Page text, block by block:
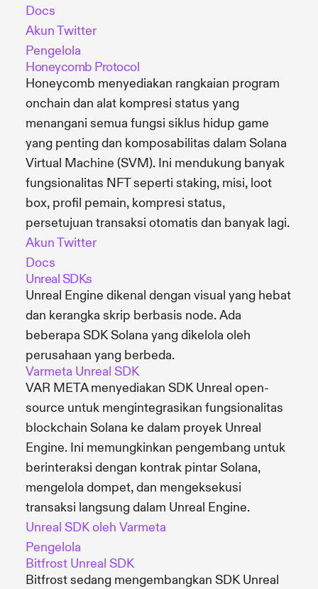
Docs
Akun Twitter
Pengelola
Honeycomb Protocol
Honeycomb menyediakan rangkaian program
onchain dan alat kompresi status yang
menangani semua fungsi siklus hidup game
yang penting dan komposabilitas dalam Solana
Virtual Machine (SVM). Ini mendukung banyak
fungsionalitas NFT seperti staking, misi, loot
box, profil pemain, kompresi status,
persetujuan transaksi otomatis dan banyak lagi.
Akun Twitter
Docs
Unreal SDKs
Unreal Engine dikenal dengan visual yang hebat
dan kerangka skrip berbasis node. Ada
beberapa SDK Solana yang dikelola oleh
perusahaan yang berbeda.
Varmeta Unreal SDK
VAR META menyediakan SDK Unreal open-
source untuk mengintegrasikan fungsionalitas
blockchain Solana ke dalam proyek Unreal
Engine. Ini memungkinkan pengembang untuk
berinteraksi dengan kontrak pintar Solana,
mengelola dompet, dan mengeksekusi
transaksi langsung dalam Unreal Engine.
Unreal SDK oleh Varmeta
Pengelola
Bitfrost Unreal SDK
Bitfrost sedang mengembangkan SDK Unreal